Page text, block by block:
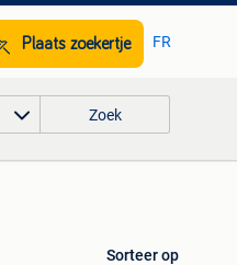
Plaats zoekertje FR
Zoek
Sorteer op